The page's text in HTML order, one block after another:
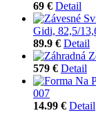
69 € Detail
Gidi, 82,5/
89.9 € Detail
579 € Detail
007
14.99 € Detail